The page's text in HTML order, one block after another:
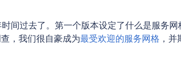
时间过去了。第一个版本设定了什么是服务
，我们很自豪成为最受欢迎的服务网格 ，